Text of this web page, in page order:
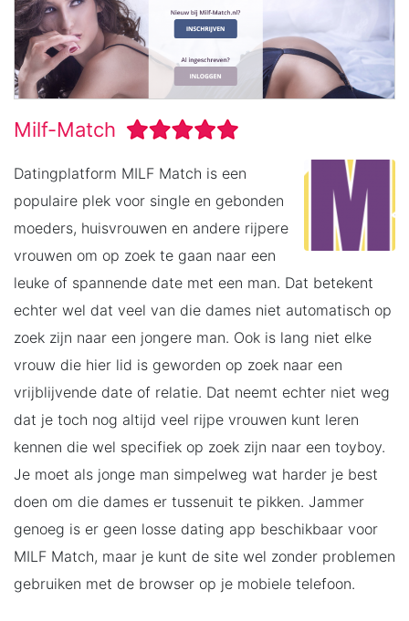
Milf-Match
Datingplatform MILF Match is een
populaire plek voor single en gebonden
moeders, huisvrouwen en andere rijpere
vrouwen om op zoek te gaan naar een
leuke of spannende date met een man. Dat betekent
echter wel dat veel van die dames niet automatisch op
zoek zijn naar een jongere man. Ook is lang niet elke
vrouw die hier lid is geworden op zoek naar een
vrijblijvende date of relatie. Dat neemt echter niet weg
dat je toch nog altijd veel rijpe vrouwen kunt leren
kennen die wel specifiek op zoek zijn naar een toyboy.
Je moet als jonge man simpelweg wat harder je best
doen om die dames er tussenuit te pikken. Jammer
genoeg is er geen losse dating app beschikbaar voor
MILF Match, maar je kunt de site wel zonder problemen
gebruiken met de browser op je mobiele telefoon.